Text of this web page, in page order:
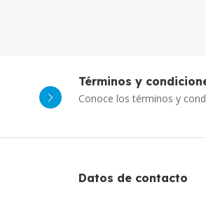
Términos y
Conoce los términos y
Datos de contacto